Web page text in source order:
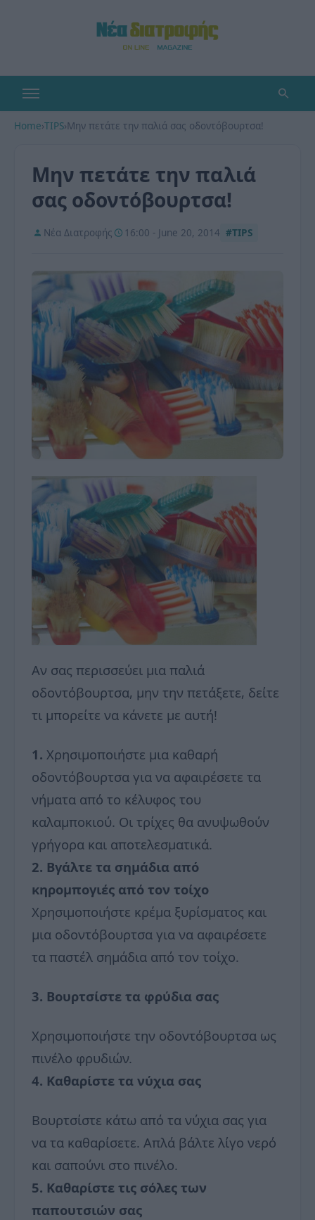
Home›TIPS›Μην πετάτε την παλιά σας οδοντόβουρτσα!
Μην πετάτε την παλιά
σας οδοντόβουρτσα!
Νέα Διατροφής 16:00 - June 20, 2014 #TIPS
Αν σας περισσεύει μια παλιά
οδοντόβουρτσα, μην την πετάξετε, δείτε
τι μπορείτε να κάνετε με αυτή!
1. Χρησιμοποιήστε μια καθαρή
οδοντόβουρτσα για να αφαιρέσετε τα
νήματα από το κέλυφος του
καλαμποκιού. Οι τρίχες θα ανυψωθούν
γρήγορα και αποτελεσματικά.
2. Βγάλτε τα σημάδια από
κηρομπογιές από τον τοίχο
Χρησιμοποιήστε κρέμα ξυρίσματος και
μια οδοντόβουρτσα για να αφαιρέσετε
τα παστέλ σημάδια από τον τοίχο.
3. Βουρτσίστε τα φρύδια σας
Χρησιμοποιήστε την οδοντόβουρτσα ως
πινέλο φρυδιών.
4. Καθαρίστε τα νύχια σας
Βουρτσίστε κάτω από τα νύχια σας για
να τα καθαρίσετε. Απλά βάλτε λίγο νερό
και σαπούνι στο πινέλο.
5. Καθαρίστε τις σόλες των
παπουτσιών σας